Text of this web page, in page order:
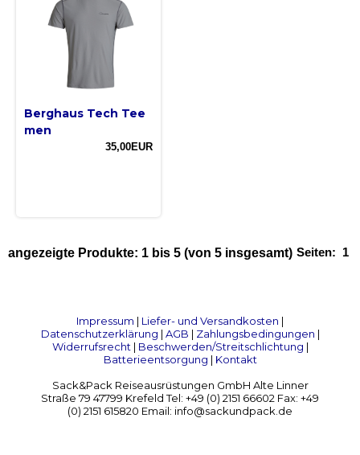
Berghaus Tech Tee
men
35,00EUR
Seiten: 1
angezeigte Produkte: 1 bis 5 (von 5 insgesamt)
Impressum | Liefer- und Versandkosten |
Datenschutzerklärung | AGB | Zahlungsbedingungen |
Widerrufsrecht | Beschwerden/Streitschlichtung |
Batterieentsorgung | Kontakt
Sack&Pack Reiseausrüstungen GmbH Alte Linner
Straße 79 47799 Krefeld Tel: +49 (0) 2151 66602 Fax: +49
(0) 2151 615820 Email: info@sackundpack.de